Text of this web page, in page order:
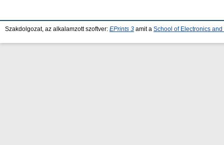
Szakdolgozat, az alkalamzott szoftver: EPrints 3 amit a School of Electronics